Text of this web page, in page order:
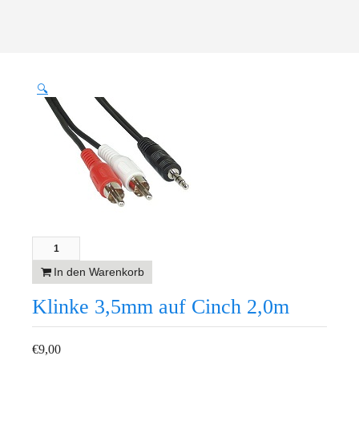
🔍
In den Warenkorb
Klinke 3,5mm auf Cinch 2,0m
€9,00